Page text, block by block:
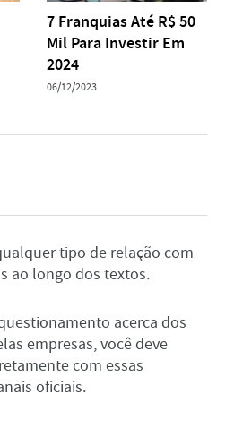
7 Franquias Até R$ 50
Mil Para Investir Em
2024
06/12/2023
tipo de relação com
ao longo dos textos.
acerca dos
empresas, você deve
com essas
oficiais.